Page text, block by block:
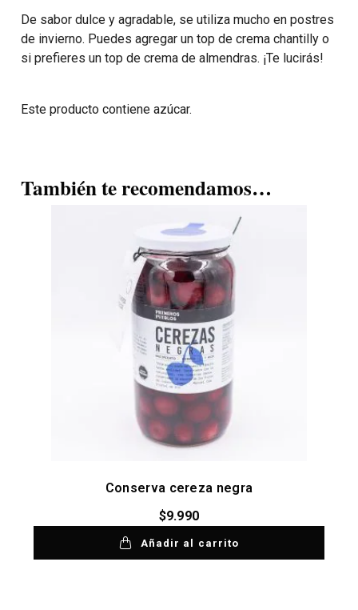
De sabor dulce y agradable, se utiliza mucho en postres
de invierno. Puedes agregar un top de crema chantilly o
si prefieres un top de crema de almendras. ¡Te lucirás!
Este producto contiene azúcar.
También te recomendamos…
Conserva cereza negra
$9.990
Añadir al carrito